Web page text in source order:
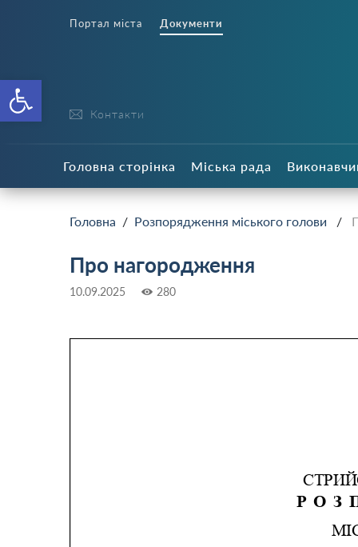
Відкрити Панель
Портал міста Документи
Контакти
Головна сторінка Міська рада
Головна / Розпорядження міського голови /
Про нагородження
10.09.2025 280